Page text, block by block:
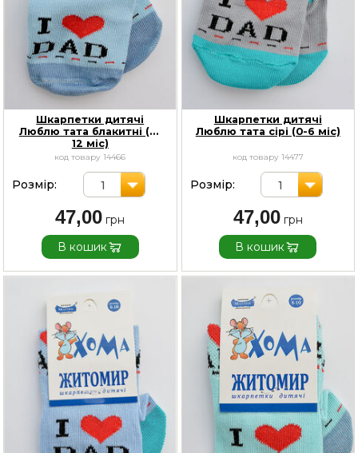
Шкарпетки дитячі
Люблю тата блакитні (6-
12 міс)
код товару 14466
Розмір: 1
47,00
В кошик
Шкарпетки дитячі
Люблю тата сірі (0-6 міс)
код товару 14477
Розмір: 1
47,00
В кошик